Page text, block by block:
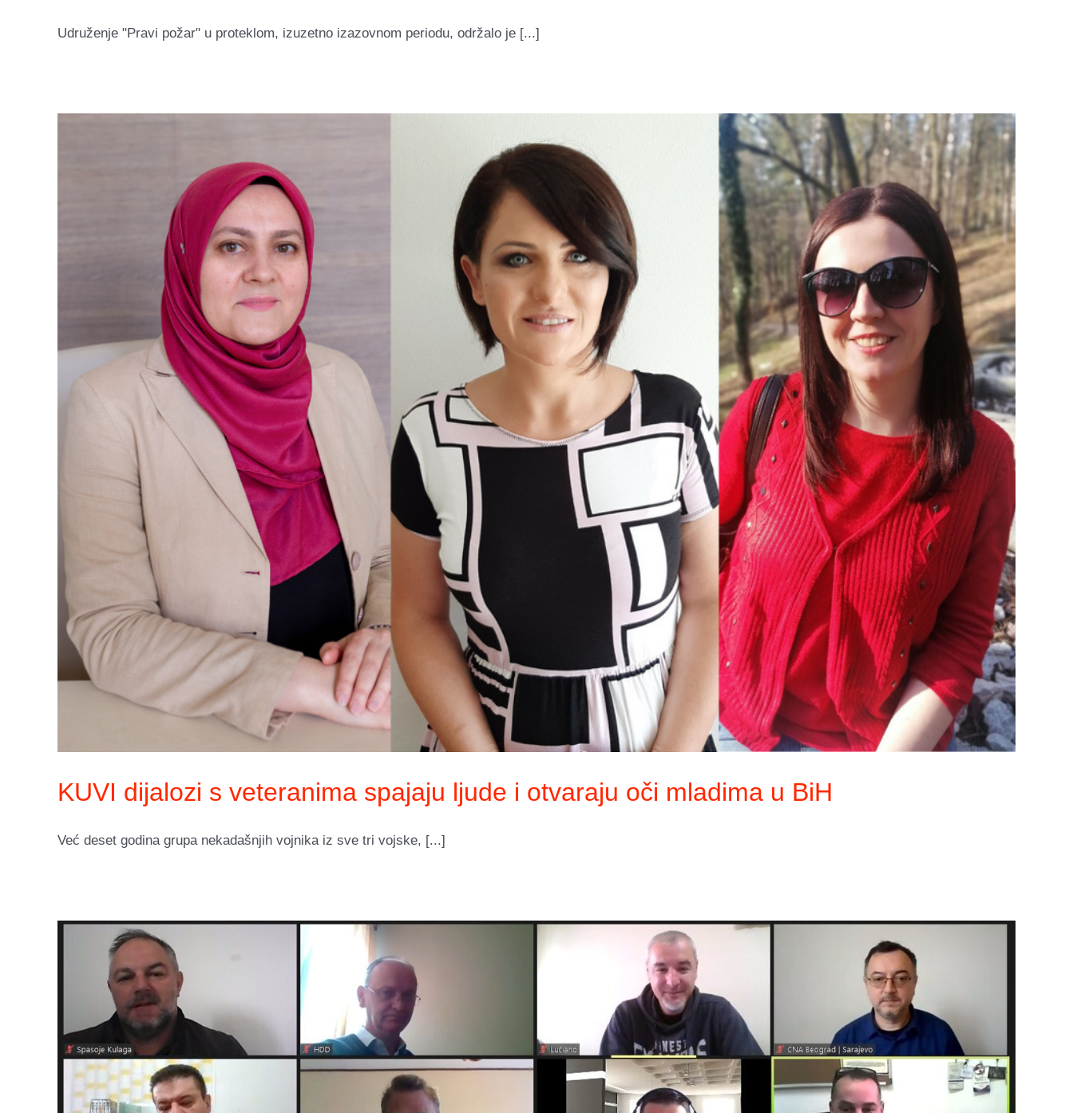
Udruženje "Pravi požar" u proteklom, izuzetno izazovnom periodu, održalo je [...]
KUVI dijalozi s veteranima spajaju ljude i otvaraju oči mladima u BiH
Već deset godina grupa nekadašnjih vojnika iz sve tri vojske, [...]